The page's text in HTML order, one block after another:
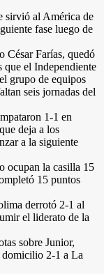
sirvió al América de
fase luego de
César Farías, quedó
que el Independiente
grupo de equipos
seis jornadas del
1-1 en
deja a los
a la siguiente
ocupan la casilla 15
15 puntos
derrotó 2-1 al
el liderato de la
sobre Junior,
domicilio 2-1 a La